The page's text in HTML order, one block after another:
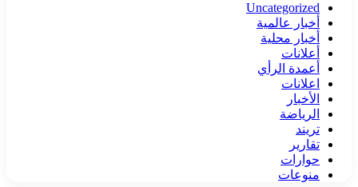
Uncategorized
أخبار عالمية
أخبار محلية
أعلانات
أعمدة الرأي
اعلانات
الأخبار
الرياضة
تريند
تقارير
حوارات
منوعات